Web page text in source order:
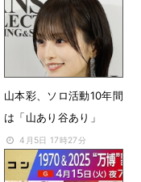
対抗「います！」
4月30日 08時12分
山本彩、ソロ活動10年間
は「山あり谷あり」
4月5日 17時27分